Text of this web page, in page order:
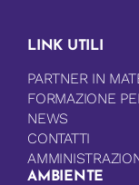
LINK UTILI
PARTNER IN
FORMAZIONE
NEWS
CONTATTI
AMBIENTE